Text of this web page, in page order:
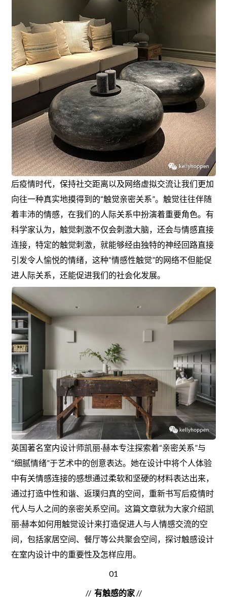
后疫情时代，保持社交距离以及网络虚拟交流让我们更加
向往一种真实地摸得到的“触觉亲密关系”。触觉往往伴随
着丰沛的情感，在我们的人际关系中扮演着重要角色。有
科学家认为，触觉刺激不仅会刺激大脑，还会与情感直接
连接，特定的触觉刺激，就能够经由独特的神经回路直接
引发令人愉悦的情绪，这种“情感性触觉”的网络不但能促
进人际关系，还能促进我们的社会化发展。
英国著名室内设计师凯丽·赫本专注探索着“亲密关系”与
“细腻情绪”于艺术中的创意表达。她在设计中将个人体验
中有关情感连接的感想通过柔软和坚硬的材料表达出来，
通过打造中性和谐、返璞归真的空间，重新书写后疫情时
代人与人之间的亲密关系空间。这篇文章就为大家介绍凯
丽·赫本如何用触觉设计来打造促进人与人情感交流的空
间，包括家居空间、餐厅等公共聚会空间，探讨触感设计
在室内设计中的重要性及怎样应用。
01
// 有触感的家//